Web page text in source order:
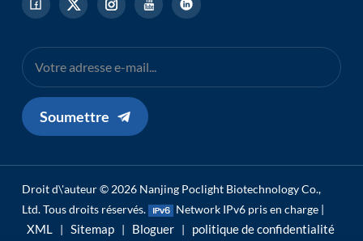
Soumettre
Droit d\'auteur © 2026 Nanjing Poclight Biotechnology Co.,
Ltd. Tous droits réservés.
Network IPv6 pris en charge |
XML | Sitemap | Bloguer | politique de confidentialité